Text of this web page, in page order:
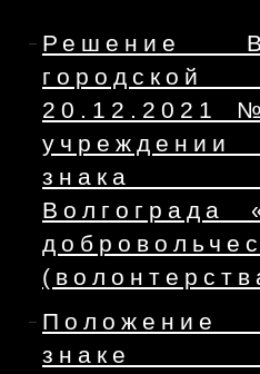
Решение
20.12.2021
знака
Волгограда
Положение
знаке